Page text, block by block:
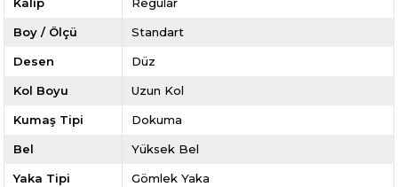
Boy / Ölçü Standart
Desen Düz
Kol Boyu Uzun Kol
Kumaş Tipi Dokuma
Bel Yüksek Bel
Yaka Tipi Gömlek Yaka